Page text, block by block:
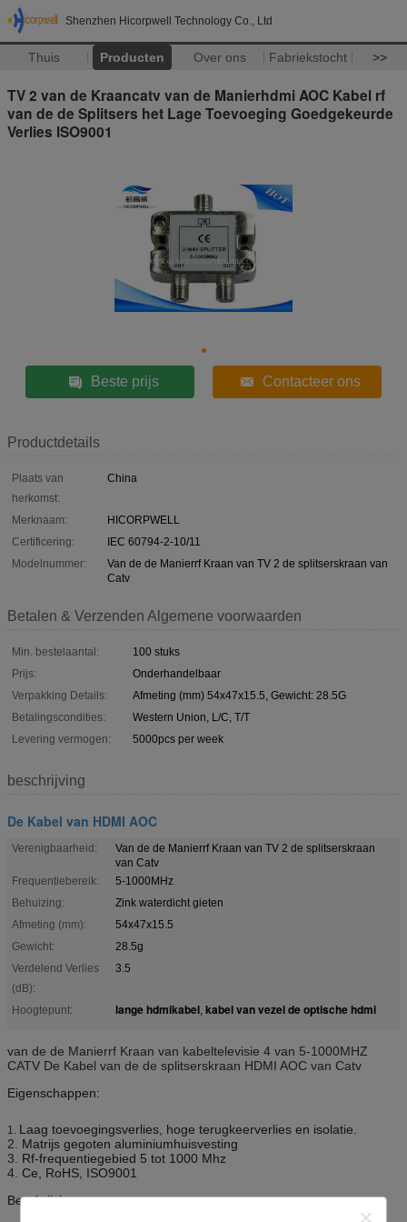
Shenzhen Hicorpwell Technology Co., Ltd
Thuis Producten Over ons Fabriekstocht >>
TV 2 van de Kraancatv van de Manierhdmi AOC Kabel rf
van de de Splitsers het Lage Toevoeging Goedgekeurde
Verlies ISO9001
Beste prijs Contacteer ons
Productdetails
Plaats van
herkomst:
China
Merknaam:
HICORPWELL
Certificering:
IEC 60794-2-10/11
Modelnummer:
Van de de Manierrf Kraan van TV 2 de splitserskraan van
Catv
Betalen & Verzenden Algemene voorwaarden
Min. bestelaantal:
100 stuks
Prijs:
Onderhandelbaar
Verpakking Details:
Afmeting (mm) 54x47x15.5, Gewicht: 28.5G
Betalingscondities:
Western Union, L/C, T/T
Levering vermogen:
5000pcs per week
beschrijving
De Kabel van HDMI AOC
Verenigbaarheid:
Van de de Manierrf Kraan van TV 2 de splitserskraan
van Catv
Frequentiebereik:
5-1000MHz
Behuizing:
Zink waterdicht gieten
Afmeting (mm):
54x47x15.5
Gewicht:
28.5g
Verdelend Verlies
(dB):
3.5
Hoogtepunt: lange hdmikabel, kabel van vezel de optische hdmi
van de de Manierrf Kraan van kabeltelevisie 4 van 5-1000MHZ
CATV De Kabel van de de splitserskraan HDMI AOC van Catv
Eigenschappen:
1. Laag toevoegingsverlies, hoge terugkeerverlies en isolatie.
2. Matrijs gegoten aluminiumhuisvesting
3. Rf-frequentiegebied 5 tot 1000 Mhz
4. Ce, RoHS, ISO9001
Beschrijvingen: